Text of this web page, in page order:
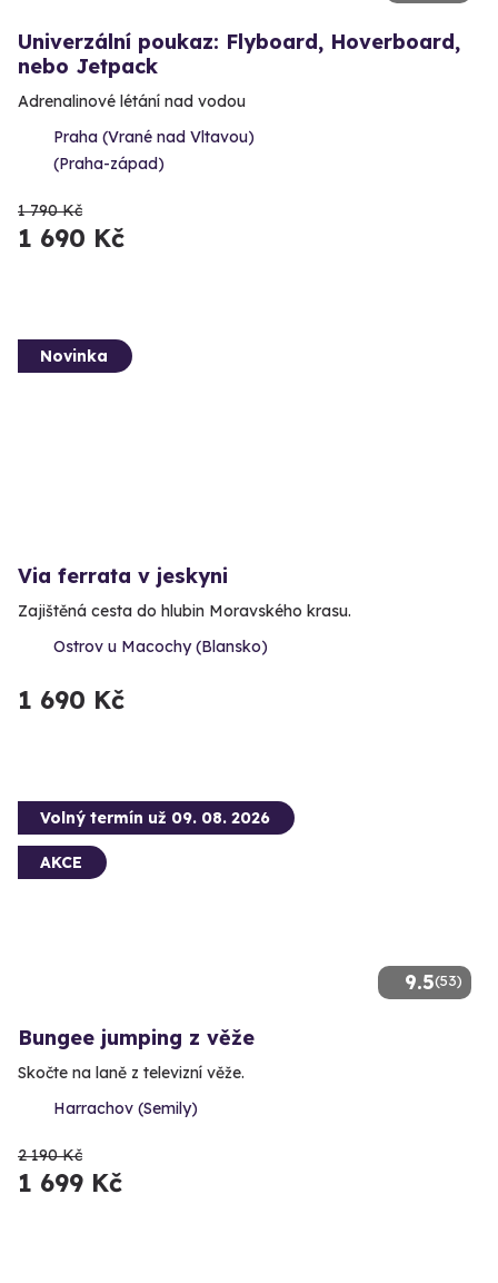
Univerzální poukaz: Flyboard, Hoverboard,
nebo Jetpack
Adrenalinové létání nad vodou
Praha (Vrané nad Vltavou)
(Praha-západ)
1 790 Kč
1 690 Kč
Novinka
Via ferrata v jeskyni
Zajištěná cesta do hlubin Moravského krasu.
Ostrov u Macochy (Blansko)
1 690 Kč
9.5(53)
Volný termín už 09. 08. 2026
AKCE
Bungee jumping z věže
Skočte na laně z televizní věže.
Harrachov (Semily)
2 190 Kč
1 699 Kč